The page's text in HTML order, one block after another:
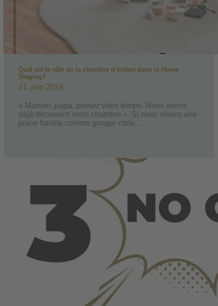
Quel est le rôle de la chambre d’enfant dans le Home
Staging?
21. juin 2024
« Maman, papa, prenez votre temps. Nous avons
déjà découvert notre chambre ». Si nous visons une
jeune famille comme groupe cible…